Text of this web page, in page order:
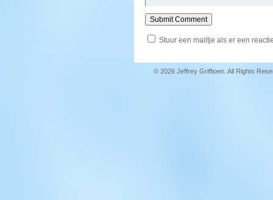
Stuur een mailtje als er een
© 2026 Jeffrey Griffioen. All Rights